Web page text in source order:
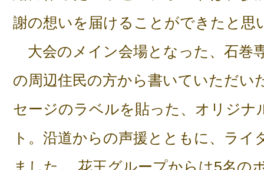
謝の想いを届けることができたと思
大会のメイン会場となった、石巻
の周辺住民の方から書いていただい
セージのラベルを貼った、オリジナ
ト。沿道からの声援とともに、ライ
ました。 花王グループからは5名の